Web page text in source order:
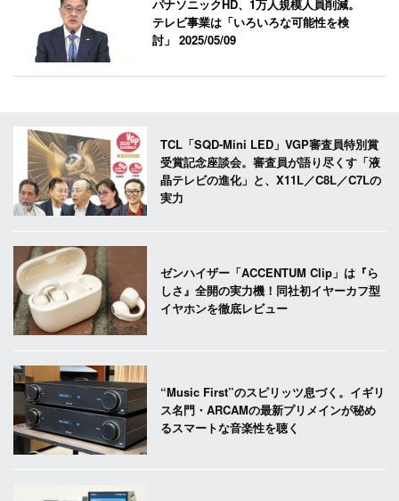
パナソニックHD、1万人規模人員削減。
テレビ事業は「いろいろな可能性を検
討」2025/05/09
TCL「SQD-Mini LED」VGP審査員特別賞
受賞記念座談会。審査員が語り尽くす「液
晶テレビの進化」と、X11L／C8L／C7Lの
実力
ゼンハイザー「ACCENTUM Clip」は『ら
しさ』全開の実力機！同社初イヤーカフ型
イヤホンを徹底レビュー
“Music First”のスピリッツ息づく。イギリ
ス名門・ARCAMの最新プリメインが秘め
るスマートな音楽性を聴く